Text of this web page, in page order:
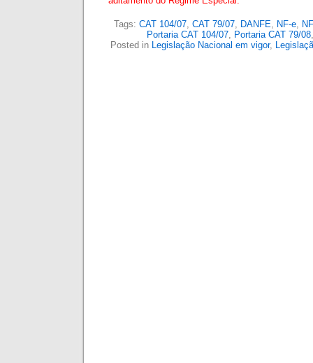
Tags: CAT 104/07, CAT 79/07, DANFE, NF-e,
Portaria CAT 104/07, Portaria CAT 79/08
Posted in Legislação Nacional em vigor,